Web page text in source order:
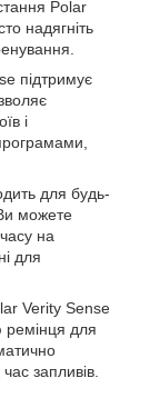
Polar
надягніть
підтримує
і
для будь-
можете
на
для
Verity Sense
ремінця для
запливів.